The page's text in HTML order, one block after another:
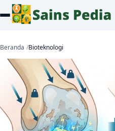
Beranda Bioteknologi